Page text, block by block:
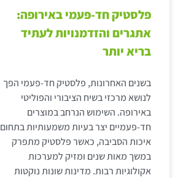
פלסטיק חד-פעמי באירופה:
אתגרים והזדמנויות לעתיד
בריא יותר
בשנים האחרונות, פלסטיק חד-פעמי הפך
לנושא מרכזי בשיח הציבורי והפוליטי
באירופה. השימוש הנרחב במוצרים
חד-פעמיים יצר בעיות משמעותיות בתחום
איכות הסביבה, כאשר פלסטיק מתפרק
במשך מאות שנים ומזיק למערכות
אקולוגיות רבות. מדינות שונות נוקטות